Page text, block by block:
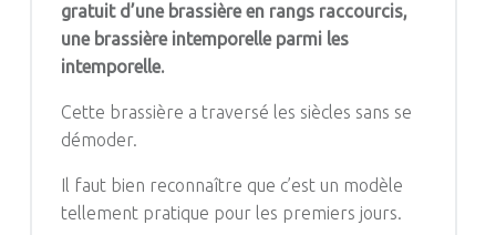
gratuit d’une brassière en rangs raccourcis,
une brassière intemporelle parmi les
intemporelle.
Cette brassière a traversé les siècles sans se
démoder.
Il faut bien reconnaître que c’est un modèle
tellement pratique pour les premiers jours.